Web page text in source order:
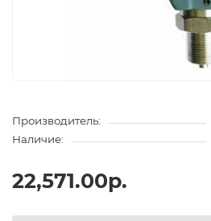
Производитель:
Наличие:
22,571.00р.